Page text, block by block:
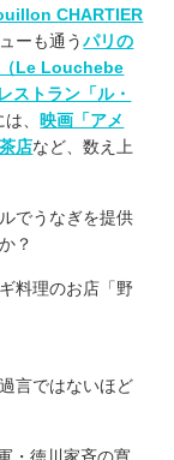
CHARTIER
ーも通うパリの
（Le Louchebe
ストラン「ル・
、 映画「アメ
店など、数え上
でうなぎを提供
？
料理のお店「野
言ではないほど
・徳川家斉の寛